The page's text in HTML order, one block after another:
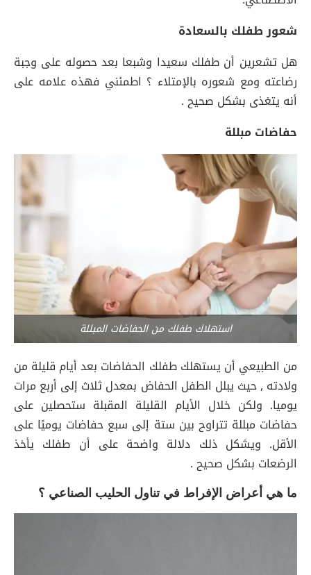
شعور طفلك بالسعادة
هل تشعرين أن طفلك سعيدا وشبعا بعد حصوله على وجبة
رضاعته ومع شعوره بالإمتلاء ؟ اطمئني فهذه علامه على
أنه يتغذى بشكل صحيح .
حفاضات مبللة
استهلاك طفلك من الحفاضات المبللة
من الطبيعي أن يستهلك طفلك الحفاضات بعد أيام قليلة من
ولادته , حيث يبلل الطفل الحفاض بمعدل ثلاث إلى أربع مرات
يوميا. ولكن خلال الأيام القليلة المقبلة ستحصلين على
حفاضات مبللة تتراوح بين ستة إلى سبع حفاضات يوميًا على
الأقل. ويشكل ذلك دلالة واضحة على أن طفلك يأخذ
الرضعات بشكل صحيح .
ما هي أعراض الإفراط في تناول الحليب الصناعي ؟